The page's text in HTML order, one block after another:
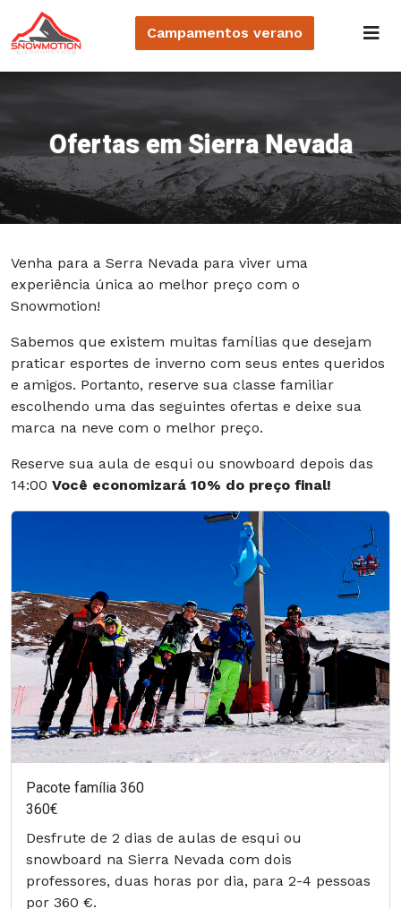
Campamentos verano
Ofertas em Sierra Nevada
Venha para a Serra Nevada para viver uma
experiência única ao melhor preço com o
Snowmotion!
Sabemos que existem muitas famílias que desejam
praticar esportes de inverno com seus entes queridos
e amigos. Portanto, reserve sua classe familiar
escolhendo uma das seguintes ofertas e deixe sua
marca na neve com o melhor preço.
Reserve sua aula de esqui ou snowboard depois das
14:00 Você economizará 10% do preço final!
Pacote família 360
360€
Desfrute de 2 dias de aulas de esqui ou
snowboard na Sierra Nevada com dois
professores, duas horas por dia, para 2-4 pessoas
por 360 €.